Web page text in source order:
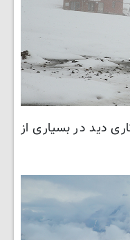
دید در بسیاری از